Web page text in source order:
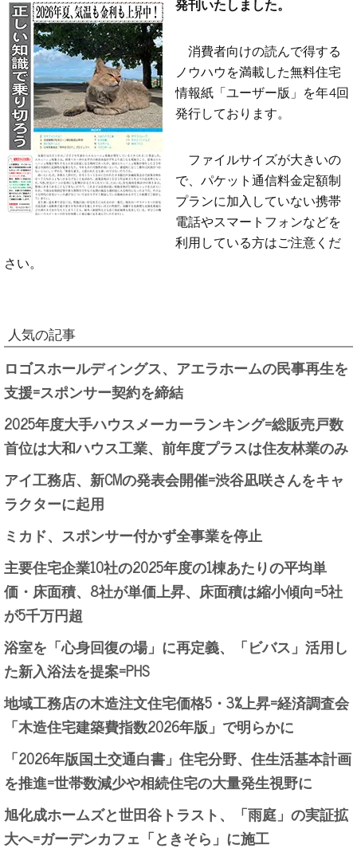
消費者向けの読んで得する
ノウハウを満載した無料住宅
情報紙「ユーザー版」を年4回
発行しております。
ファイルサイズが大きいの
で、パケット通信料金定額制
プランに加入していない携帯
電話やスマートフォンなどを
利用している方はご注意くだ
さい。
人気の記事
ロゴスホールディングス、アエラホームの民事再生を
支援=スポンサー契約を締結
2025年度大手ハウスメーカーランキング=総販売戸数
首位は大和ハウス工業、前年度プラスは住友林業のみ
アイ工務店、新CMの発表会開催=渋谷凪咲さんをキャ
ラクターに起用
ミカド、スポンサー付かず全事業を停止
主要住宅企業10社の2025年度の1棟あたりの平均単
価・床面積、8社が単価上昇、床面積は縮小傾向=5社
が5千万円超
浴室を「心身回復の場」に再定義、「ビバス」活用し
た新入浴法を提案=PHS
地域工務店の木造注文住宅価格5・3%上昇=経済調査会
「木造住宅建築費指数2026年版」で明らかに
「2026年版国土交通白書」住宅分野、住生活基本計画
を推進=世帯数減少や相続住宅の大量発生視野に
旭化成ホームズと世田谷トラスト、「雨庭」の実証拡
大へ=ガーデンカフェ「ときそら」に施工